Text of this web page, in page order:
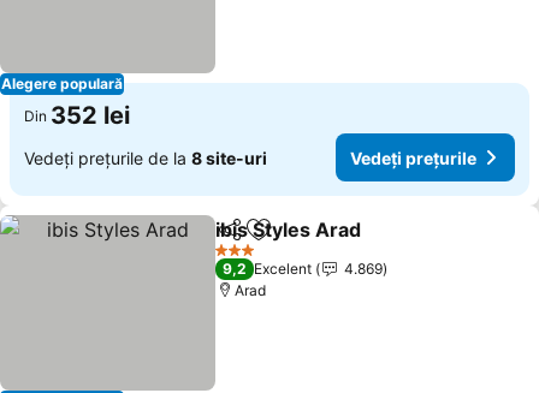
Alegere populară
Din 352 lei
Vedeți prețurile de la 8 site-uri Vedeți prețurile
DistribuițiAdăugaţi la favorite
ibis Styles Arad
3 Stele
9,2 Excelent
4.869
Arad